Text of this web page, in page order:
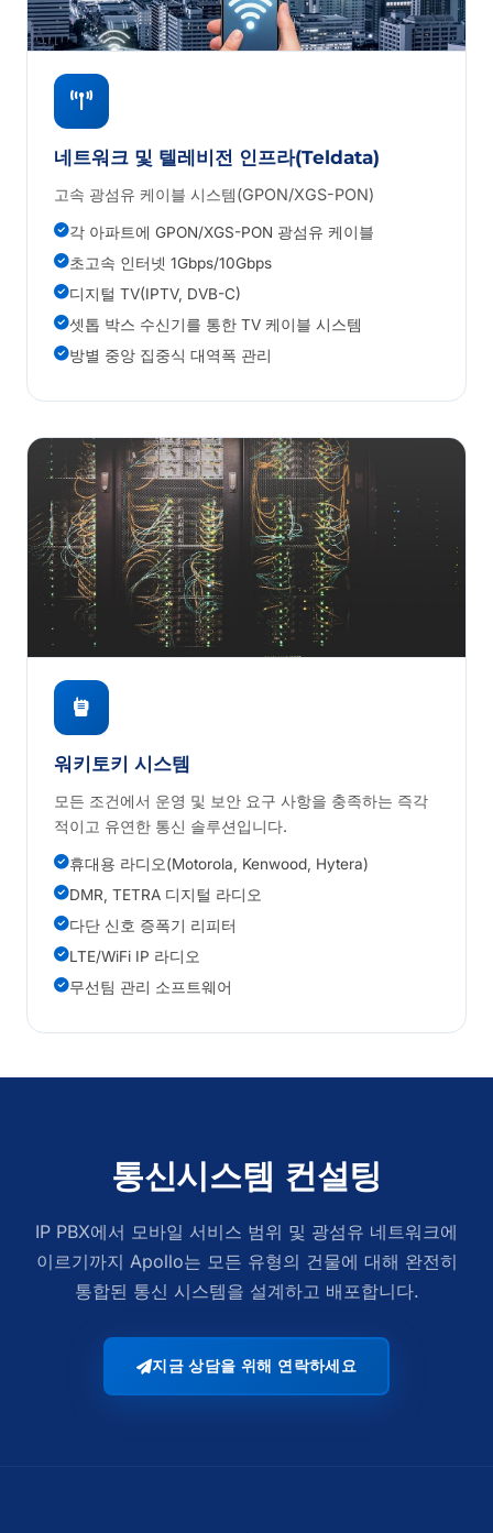
네트워크 및 텔레비전 인프라(Teldata)
고속 광섬유 케이블 시스템(GPON/XGS-PON)
각 아파트에 GPON/XGS-PON 광섬유 케이블
초고속 인터넷 1Gbps/10Gbps
디지털 TV(IPTV, DVB-C)
셋톱 박스 수신기를 통한 TV 케이블 시스템
방별 중앙 집중식 대역폭 관리
워키토키 시스템
모든 조건에서 운영 및 보안 요구 사항을 충족하는 즉각
적이고 유연한 통신 솔루션입니다.
휴대용 라디오(Motorola, Kenwood, Hytera)
DMR, TETRA 디지털 라디오
다단 신호 증폭기 리피터
LTE/WiFi IP 라디오
무선팀 관리 소프트웨어
통신시스템 컨설팅
IP PBX에서 모바일 서비스 범위 및 광섬유 네트워크에
이르기까지 Apollo는 모든 유형의 건물에 대해 완전히
통합된 통신 시스템을 설계하고 배포합니다.
지금 상담을 위해 연락하세요